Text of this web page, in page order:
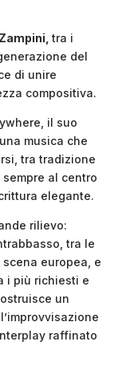
tra i
del
di unire
compositiva.
il suo
musica che
tra tradizione
al centro
elegante.
rilievo:
tra le
europea, e
i più richiesti e
un
raffinato